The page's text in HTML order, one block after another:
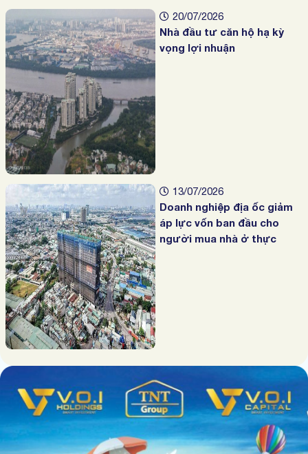
20/07/2026
Nhà đầu tư căn hộ hạ kỳ
vọng lợi nhuận
13/07/2026
Doanh nghiệp địa ốc giảm
áp lực vốn ban đầu cho
người mua nhà ở thực